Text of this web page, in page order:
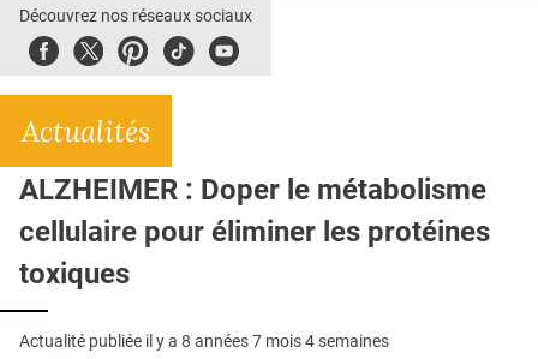
E-REVUE SAD
THÉMA
CRÉDITS
Découvrez nos réseaux sociaux
FacebookTwitterPinterest
TiktokYoubute
Actualités
ALZHEIMER : Doper le métabolisme
cellulaire pour éliminer les protéines
toxiques
Actualité publiée il y a 8 années 7 mois 4 semaines